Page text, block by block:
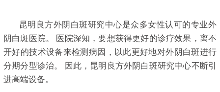
昆明良方外阴白斑研究中心是众多女性认可的专业外
阴白斑医院。 医院深知，要想获得更好的诊疗效果，离不
开好的技术设备来检测病因，以此更好地对外阴白斑进行
分期分型诊治。 因此，昆明良方外阴白斑研究中心不断引
进高端设备。